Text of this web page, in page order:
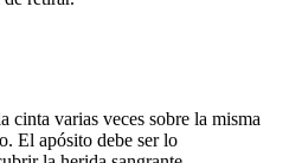
cinta varias veces sobre la misma
El apósito debe ser lo